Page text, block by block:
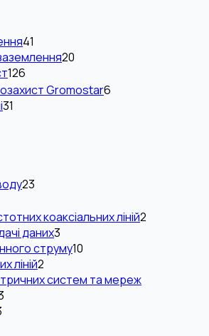
41
20
126
Gromostar6
31
23
коаксіальних ліній2
даних3
струму10
ліній2
систем та мереж